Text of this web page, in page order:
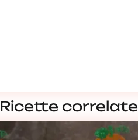
Ricette correlate